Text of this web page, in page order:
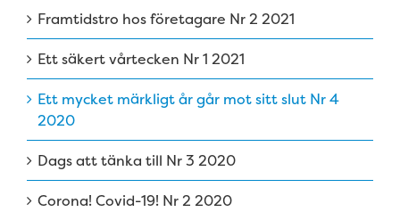
Framtidstro hos företagare Nr 2 2021
Ett säkert vårtecken Nr 1 2021
Ett mycket märkligt år går mot sitt slut Nr 4
2020
Dags att tänka till Nr 3 2020
Corona! Covid-19! Nr 2 2020